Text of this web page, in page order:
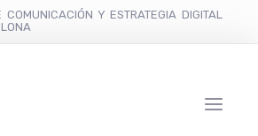
COMUNICACIÓN Y ESTRATEGIA DIGITAL